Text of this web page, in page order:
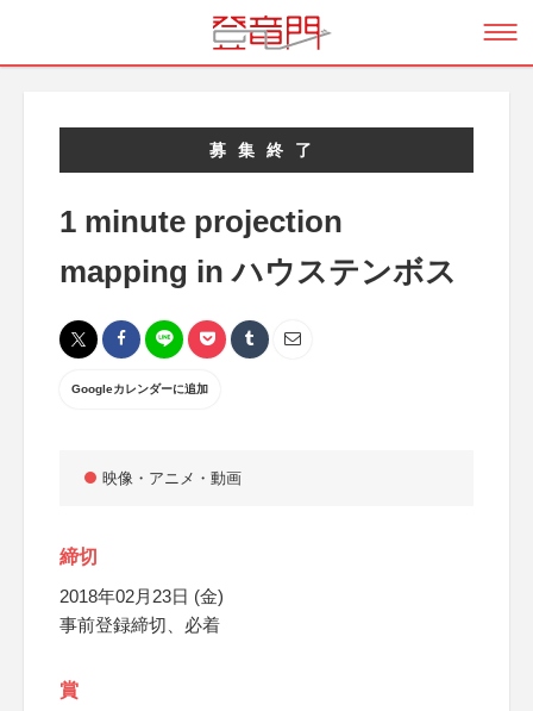
募集終了
1 minute projection
mapping in ハウステンボス
Googleカレンダーに追加
映像・アニメ・動画
締切
2018年02月23日 (金)
事前登録締切、必着
賞